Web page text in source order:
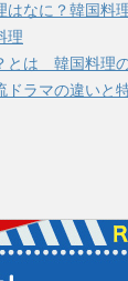
はなに？韓国料
理
とは 韓国料理
ドラマの違いと